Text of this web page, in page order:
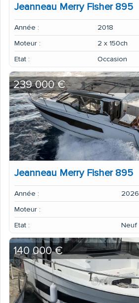
Jeanneau Merry Fisher 895
Année :
2018
Moteur :
2 x 150ch
Etat :
Occasion
Jeanneau Merry Fisher 895
Année :
2026
Moteur :
Etat :
Neuf
239 000 €
140 000 €